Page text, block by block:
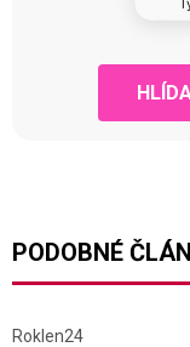
PODOBNÉ
Roklen24